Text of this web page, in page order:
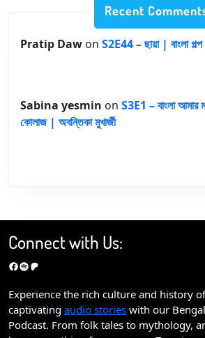
Recent
Pratip Daw on S2E44 – ছায়া | বাংলা
Sabina yesmin on S3E1 – বাংলা আমার
কোলাজ | অবন্তিকা মুখার্জী
Connect with Us:
Facebook Spotify Patreon
Experience the rich culture and history
captivating audio stories with our
Podcast. From folk tales to mythology,